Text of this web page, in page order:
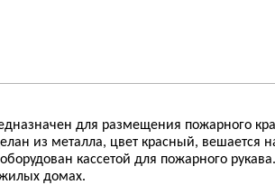
для размещения пожарного
из металла, цвет красный, вешается
кассетой для пожарного
домах.